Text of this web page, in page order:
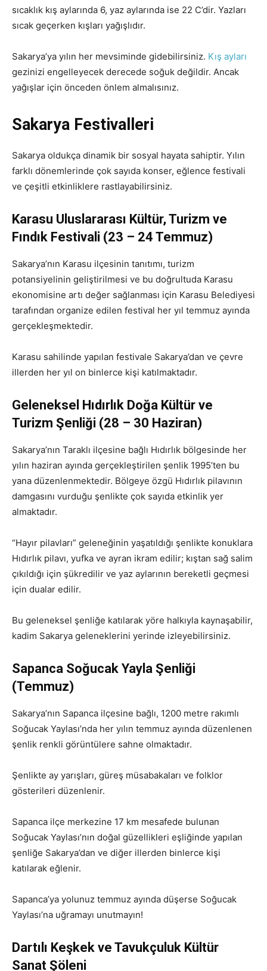
sıcaklık kış aylarında 6, yaz aylarında ise 22 C’dir. Yazları
sıcak geçerken kışları yağışlıdır.
Sakarya’ya yılın her mevsiminde gidebilirsiniz. Kış ayları
gezinizi engelleyecek derecede soğuk değildir. Ancak
yağışlar için önceden önlem almalısınız.
Sakarya Festivalleri
Sakarya oldukça dinamik bir sosyal hayata sahiptir. Yılın
farklı dönemlerinde çok sayıda konser, eğlence festivali
ve çeşitli etkinliklere rastlayabilirsiniz.
Karasu Uluslararası Kültür, Turizm ve
Fındık Festivali (23 – 24 Temmuz)
Sakarya’nın Karasu ilçesinin tanıtımı, turizm
potansiyelinin geliştirilmesi ve bu doğrultuda Karasu
ekonomisine artı değer sağlanması için Karasu Belediyesi
tarafından organize edilen festival her yıl temmuz ayında
gerçekleşmektedir.
Karasu sahilinde yapılan festivale Sakarya’dan ve çevre
illerden her yıl on binlerce kişi katılmaktadır.
Geleneksel Hıdırlık Doğa Kültür ve
Turizm Şenliği (28 – 30 Haziran)
Sakarya’nın Taraklı ilçesine bağlı Hıdırlık bölgesinde her
yılın haziran ayında gerçekleştirilen şenlik 1995’ten bu
yana düzenlenmektedir. Bölgeye özgü Hıdırlık pilavının
damgasını vurduğu şenlikte çok sayıda etkinlik yer
almaktadır.
“Hayır pilavları” geleneğinin yaşatıldığı şenlikte konuklara
Hıdırlık pilavı, yufka ve ayran ikram edilir; kıştan sağ salim
çıkıldığı için şükredilir ve yaz aylarının bereketli geçmesi
için dualar edilir.
Bu geleneksel şenliğe katılarak yöre halkıyla kaynaşabilir,
kadim Sakarya geleneklerini yerinde izleyebilirsiniz.
Sapanca Soğucak Yayla Şenliği
(Temmuz)
Sakarya’nın Sapanca ilçesine bağlı, 1200 metre rakımlı
Soğucak Yaylası’nda her yılın temmuz ayında düzenlenen
şenlik renkli görüntülere sahne olmaktadır.
Şenlikte ay yarışları, güreş müsabakaları ve folklor
gösterileri düzenlenir.
Sapanca ilçe merkezine 17 km mesafede bulunan
Soğucak Yaylası’nın doğal güzellikleri eşliğinde yapılan
şenliğe Sakarya’dan ve diğer illerden binlerce kişi
katılarak eğlenir.
Sapanca’ya yolunuz temmuz ayında düşerse Soğucak
Yaylası’na uğramayı unutmayın!
Dartılı Keşkek ve Tavukçuluk Kültür
Sanat Şöleni